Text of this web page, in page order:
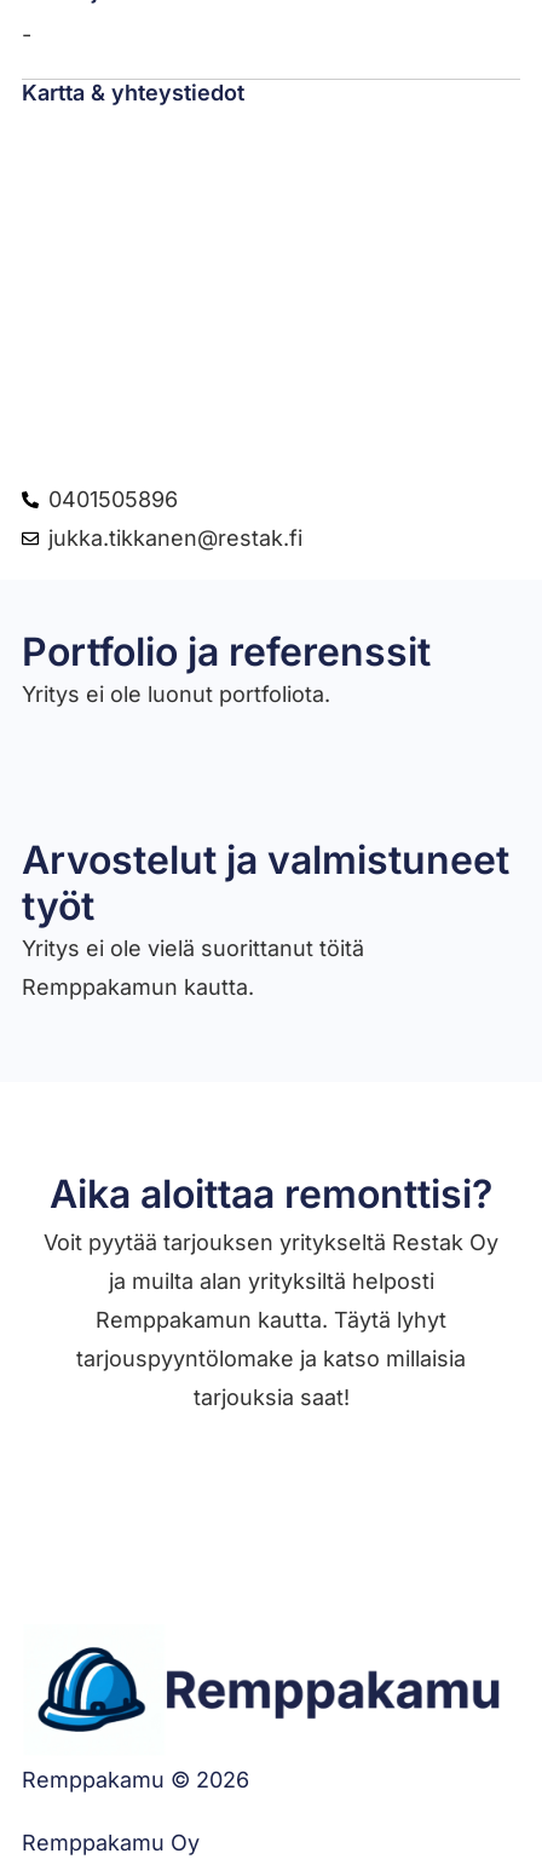
-
Kartta & yhteystiedot
0401505896
jukka.tikkanen@restak.fi
Portfolio ja referenssit
Yritys ei ole luonut portfoliota.
Arvostelut ja valmistuneet
työt​
Yritys ei ole vielä suorittanut töitä
Remppakamun kautta.
Aika aloittaa remonttisi?
Voit pyytää tarjouksen yritykseltä Restak Oy
ja muilta alan yrityksiltä helposti
Remppakamun kautta. Täytä lyhyt
tarjouspyyntölomake ja katso millaisia
tarjouksia saat!
Remppakamu © 2026
Remppakamu Oy